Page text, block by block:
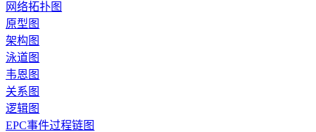
网络拓扑图
原型图
架构图
泳道图
韦恩图
关系图
逻辑图
EPC事件过程链图